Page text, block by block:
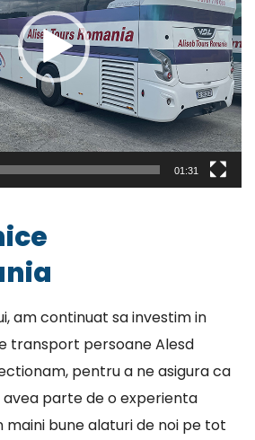
01:31
am continuat sa investim in
transport persoane Alesd
pentru a ne asigura ca
parte de o experienta
maini bune alaturi de noi pe tot